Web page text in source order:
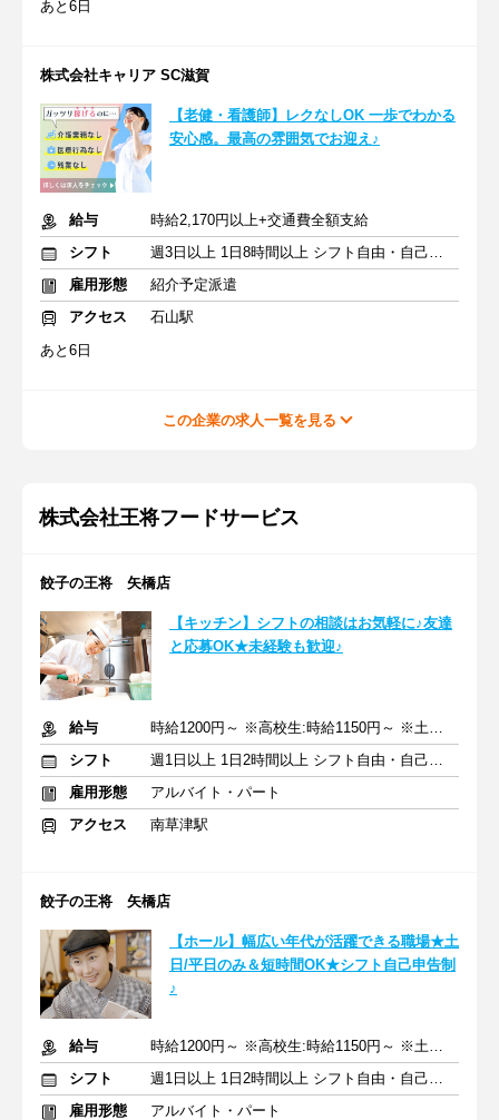
あと6日
株式会社キャリア SC滋賀
【老健・看護師】レクなしOK 一歩でわかる
安心感。最高の雰囲気でお迎え♪
給与
時給2,170円以上+交通費全額支給
シフト
週3日以上 1日8時間以上 シフト自由・自己申告
雇用形態
紹介予定派遣
アクセス
石山駅
あと6日
この企業の求人一覧を見る
株式会社王将フードサービス
餃子の王将 矢橋店
【キッチン】シフトの相談はお気軽に♪友達
と応募OK★未経験も歓迎♪
給与
時給1200円～ ※高校生:時給1150円～ ※土日祝+100円
シフト
週1日以上 1日2時間以上 シフト自由・自己申告
雇用形態
アルバイト・パート
アクセス
南草津駅
餃子の王将 矢橋店
【ホール】幅広い年代が活躍できる職場★土
日/平日のみ＆短時間OK★シフト自己申告制
♪
給与
時給1200円～ ※高校生:時給1150円～ ※土日祝+100円
シフト
週1日以上 1日2時間以上 シフト自由・自己申告
雇用形態
アルバイト・パート